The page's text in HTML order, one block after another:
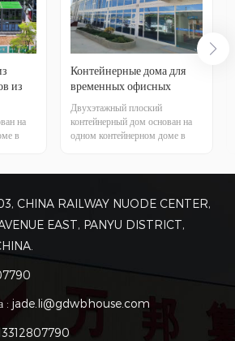
из
на
в
Контейнерные дома для
временных офисных
зданий
Двухэтажный плоский
контейнерный дом основан на
одном контейнерном доме в
помощью сварки специальной
различные блоки соединены
болтами.
CHINA RAILWAY NUODE CENTER,
EAST, PANYU DISTRICT,
: jade.li@gdwbhouse.com